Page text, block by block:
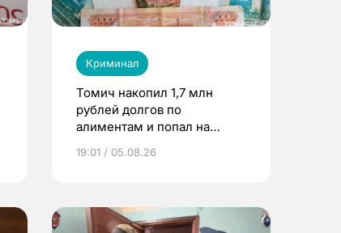
Криминал
Томич накопил 1,7 млн
рублей долгов по
алиментам и попал на
19:01 / 05.08.26